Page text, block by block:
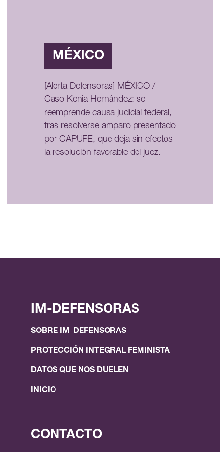
MÉXICO
[Alerta Defensoras] MÉXICO /
Caso Kenia Hernández: se
reemprende causa judicial federal,
tras resolverse amparo presentado
por CAPUFE, que deja sin efectos
la resolución favorable del juez.
IM-DEFENSORAS
SOBRE IM-DEFENSORAS
PROTECCIÓN INTEGRAL FEMINISTA
DATOS QUE NOS DUELEN
INICIO
CONTACTO